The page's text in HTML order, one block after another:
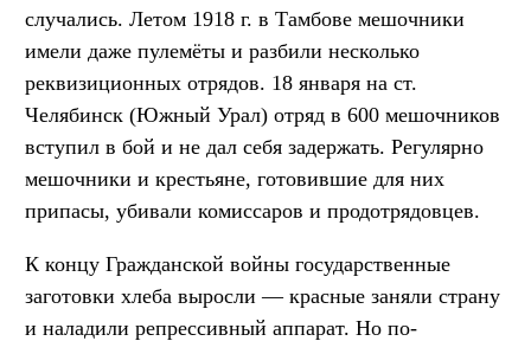
случались. Летом 1918 г. в Тамбове мешочники
имели даже пулемёты и разбили несколько
реквизиционных отрядов. 18 января на ст.
Челябинск (Южный Урал) отряд в 600 мешочников
вступил в бой и не дал себя задержать. Регулярно
мешочники и крестьяне, готовившие для них
припасы, убивали комиссаров и продотрядовцев.
К концу Гражданской войны государственные
заготовки хлеба выросли — красные заняли страну
и наладили репрессивный аппарат. Но по-